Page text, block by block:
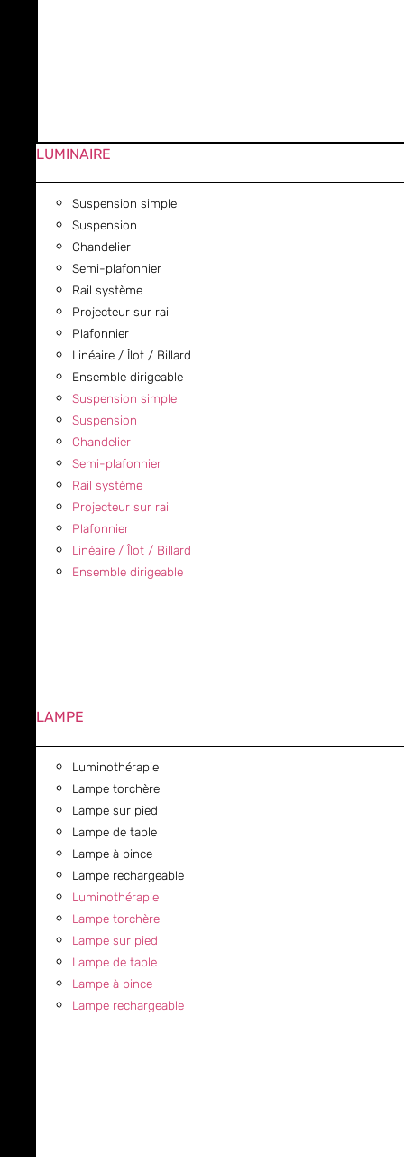
LUMINAIRE
Suspension simple
Suspension
Chandelier
Semi-plafonnier
Rail système
Projecteur sur rail
Plafonnier
Linéaire / Îlot / Billard
Ensemble dirigeable
Suspension simple
Suspension
Chandelier
Semi-plafonnier
Rail système
Projecteur sur rail
Plafonnier
Linéaire / Îlot / Billard
Ensemble dirigeable
LAMPE
Luminothérapie
Lampe torchère
Lampe sur pied
Lampe de table
Lampe à pince
Lampe rechargeable
Luminothérapie
Lampe torchère
Lampe sur pied
Lampe de table
Lampe à pince
Lampe rechargeable